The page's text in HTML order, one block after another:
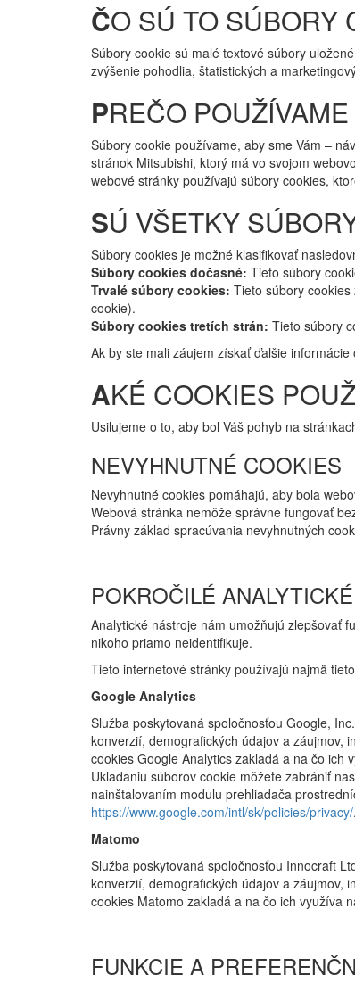
ČO SÚ TO SÚBORY
Súbory cookie sú malé textové súbory
zvýšenie pohodlia, štatistických a
PREČO
Súbory cookie používame, aby sme Vám –
stránok Mitsubishi, ktorý má vo svojom
webové stránky používajú súbory cookies,
SÚ VŠETKY
Súbory cookies je možné klasifikovať
Súbory cookies dočasné: Tieto súbory
Trvalé súbory cookies: Tieto súbory
cookie).
Súbory cookies tretích strán: Tieto súbory
Ak by ste mali záujem získať ďalšie
AKÉ COOKIES
Usilujeme o to, aby bol Váš pohyb na
NEVYHNUTNÉ COOKIES
Nevyhnutné cookies pomáhajú, aby bola
Webová stránka nemôže správne fungovať
Právny základ spracúvania nevyhnutných
POKROČILÉ
Analytické nástroje nám umožňujú zlepšovať
nikoho priamo neidentifikuje.
Tieto internetové stránky používajú najmä
Google Analytics
Služba poskytovaná spoločnosťou Google,
konverzií, demografických údajov a záujmov,
cookies Google Analytics zakladá a na čo ich
Ukladaniu súborov cookie môžete zabrániť
nainštalovaním modulu prehliadača
https://www.google.com/intl/sk/policies/privacy/.
Matomo
Služba poskytovaná spoločnosťou Innocraft
konverzií, demografických údajov a záujmov,
cookies Matomo zakladá a na čo ich využíva
FUNKCIE A